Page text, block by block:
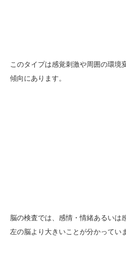
このタイプは感覚刺激や周囲の環境
傾向にあります。
脳の検査では、感情・情緒あるいは
左の脳より大きいことが分かってい